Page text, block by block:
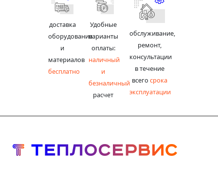
доставка
оборудования
и
материалов
бесплатно
Удобные
варианты
оплаты:
наличный
и
безналичный
расчет
обслуживание,
ремонт,
консультации
в течение
всегосрока
эксплуатации